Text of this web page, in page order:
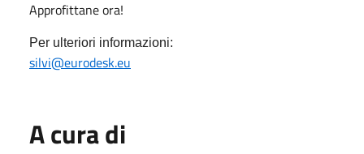
Approfittane ora!
Per ulteriori informazioni:
silvi@eurodesk.eu
A cura di